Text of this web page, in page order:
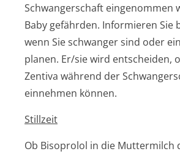
Schwangerschaft eingenommen
Baby gefährden. Informieren Sie
wenn Sie schwanger sind oder
planen. Er/sie wird entscheiden,
Zentiva während der
einnehmen können.
Stillzeit
Ob Bisoprolol in die Muttermilch